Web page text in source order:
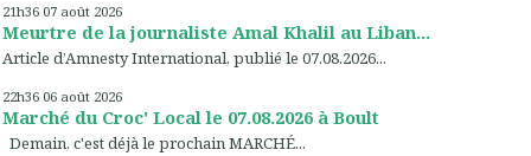
21h36 07 août 2026
Meurtre de la journaliste Amal Khalil au Liban...
Article d’Amnesty International, publié le 07.08.2026...
22h36 06 août 2026
Marché du Croc' Local le 07.08.2026 à Boult
Demain, c'est déjà le prochain MARCHÉ...